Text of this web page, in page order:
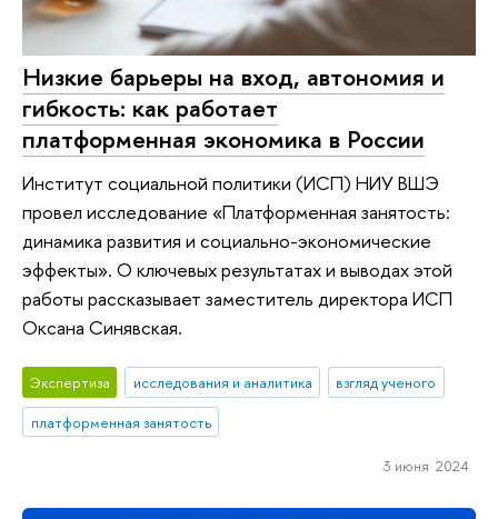
Низкие барьеры на вход, автономия и
гибкость: как работает
платформенная экономика в России
Институт социальной политики (ИСП) НИУ ВШЭ
провел исследование «Платформенная занятость:
динамика развития и социально-экономические
эффекты». О ключевых результатах и выводах этой
работы рассказывает заместитель директора ИСП
Оксана Синявская.
Экспертиза исследования и аналитика
взгляд ученого
платформенная занятость
3 июня 2024